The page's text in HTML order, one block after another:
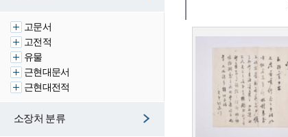
고문서
고전적
유물
근현대문서
근현대전적
소장처 분류